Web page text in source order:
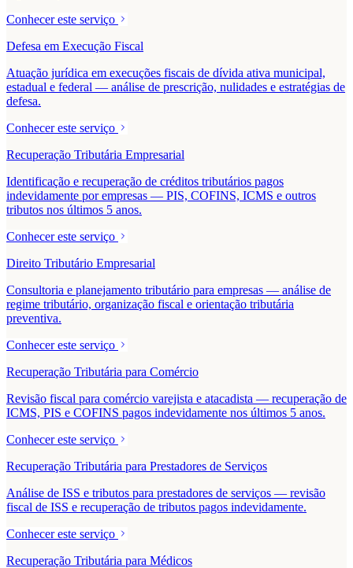
Conhecer este serviço
Defesa em Execução Fiscal
Atuação jurídica em execuções fiscais de dívida ativa municipal,
estadual e federal — análise de prescrição, nulidades e estratégias de
defesa.
Conhecer este serviço
Recuperação Tributária Empresarial
Identificação e recuperação de créditos tributários pagos
indevidamente por empresas — PIS, COFINS, ICMS e outros
tributos nos últimos 5 anos.
Conhecer este serviço
Direito Tributário Empresarial
Consultoria e planejamento tributário para empresas — análise de
regime tributário, organização fiscal e orientação tributária
preventiva.
Conhecer este serviço
Recuperação Tributária para Comércio
Revisão fiscal para comércio varejista e atacadista — recuperação de
ICMS, PIS e COFINS pagos indevidamente nos últimos 5 anos.
Conhecer este serviço
Recuperação Tributária para Prestadores de Serviços
Análise de ISS e tributos para prestadores de serviços — revisão
fiscal de ISS e recuperação de tributos pagos indevidamente.
Conhecer este serviço
Recuperação Tributária para Médicos